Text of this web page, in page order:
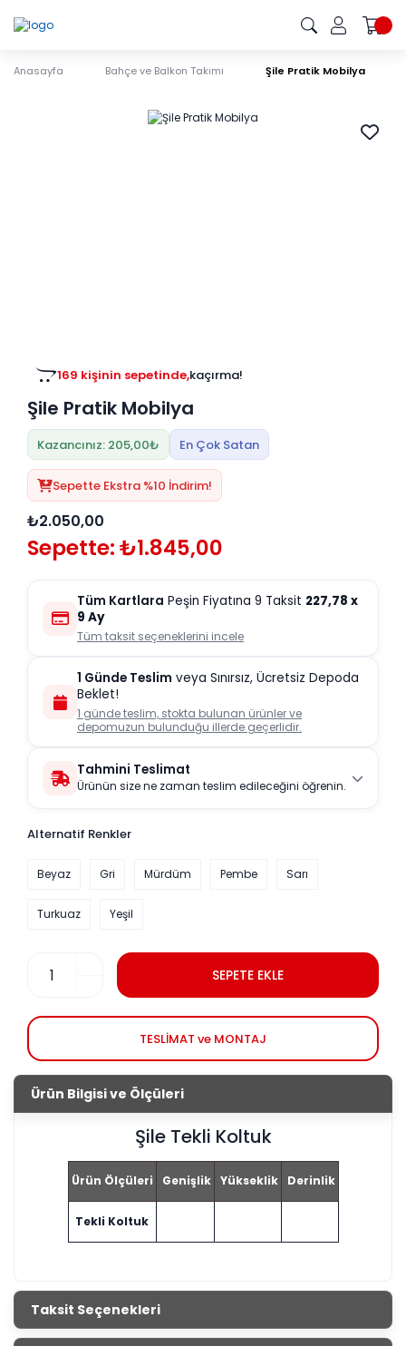
Anasayfa Bahçe ve Balkon Takımı Şile Pratik Mobilya
169 kişinin sepetinde,kaçırma!
Şile Pratik Mobilya
Kazancınız: 205,00₺ En Çok Satan
Sepette Ekstra %10 İndirim!
₺2.050,00
Sepette: ₺1.845,00
Tüm Kartlara Peşin Fiyatına 9 Taksit 227,78 x
9 Ay
Tüm taksit seçeneklerini incele
1 Günde Teslim veya Sınırsız, Ücretsiz Depoda
Beklet!
1 günde teslim, stokta bulunan ürünler ve
depomuzun bulunduğu illerde geçerlidir.
Tahmini Teslimat
Ürünün size ne zaman teslim edileceğini öğrenin.
Alternatif Renkler
Beyaz Gri Mürdüm Pembe Sarı
Turkuaz Yeşil
SEPETE EKLE
TESLİMAT ve MONTAJ
Ürün Bilgisi ve Ölçüleri
Şile Tekli Koltuk
Ürün Ölçüleri Genişlik Yükseklik Derinlik
Tekli Koltuk
Taksit Seçenekleri